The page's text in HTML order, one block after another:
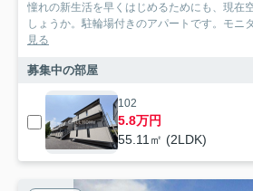
憧れの新生活を早くはじめるためにも、現在
しょうか。駐輪場付きのアパートです。モニ
見る
募集中の部屋
102
5.8万円
55.11㎡ (2LDK)